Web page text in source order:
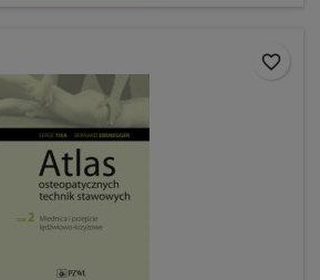
favorite_border